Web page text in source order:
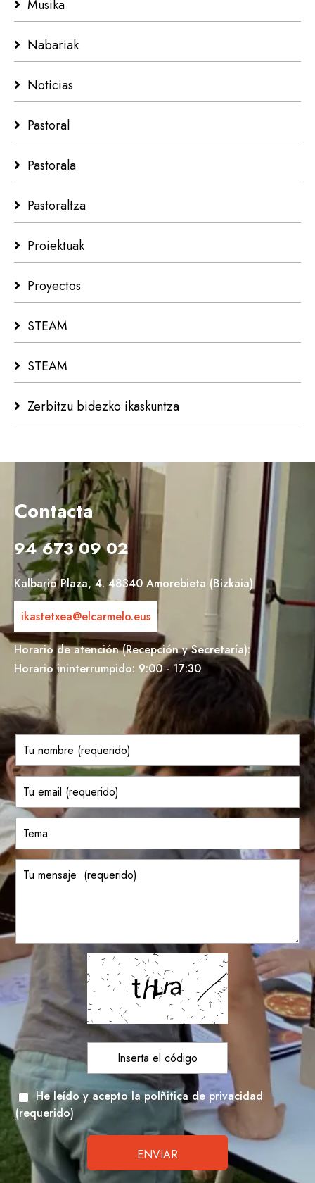
Musika
Nabariak
Noticias
Pastoral
Pastorala
Pastoraltza
Proiektuak
Proyectos
STEAM
STEAM
Zerbitzu bidezko ikaskuntza
Contacta
94 673 09 02
Kalbario Plaza, 4. 48340 Amorebieta (Bizkaia)
ikastetxea@elcarmelo.eus
Horario de atención (Recepción y Secretaría):
Horario ininterrumpido: 9:00 - 17:30
He leído y acepto la polñitica de privacidad
(requerido)